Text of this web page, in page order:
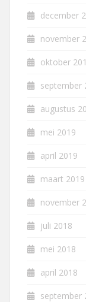
december
november
oktober
september
augustus
mei 2019
april 2019
maart 2019
november
juli 2018
mei 2018
april 2018
september